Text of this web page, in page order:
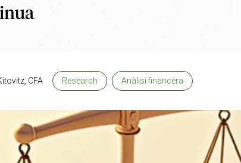
CFA Research Anàlisi financera